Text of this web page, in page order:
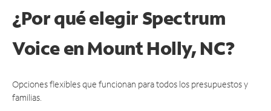
¿Por qué elegir Spectrum
Voice en Mount Holly, NC?
Opciones flexibles que funcionan para todos los presupuestos y
familias.